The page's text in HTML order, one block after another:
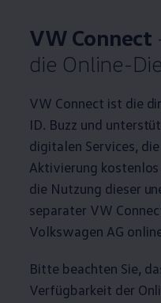
VW Connect
die Online-
VW Connect ist die
ID. Buzz und
digitalen Services,
Aktivierung
die Nutzung dieser
separater VW
Volkswagen AG
Bitte beachten Sie,
Verfügbarkeit der